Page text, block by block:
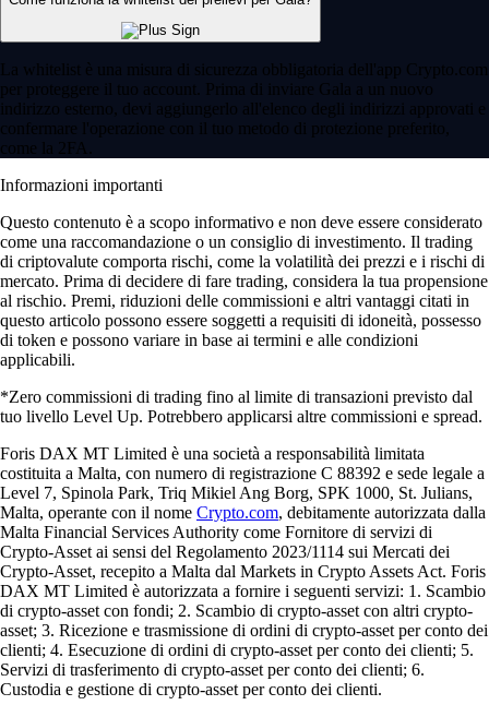
La whitelist è una misura di sicurezza obbligatoria dell'app Crypto.com
per proteggere il tuo account. Prima di inviare Gala a un nuovo
indirizzo esterno, devi aggiungerlo all'elenco degli indirizzi approvati e
confermare l'operazione con il tuo metodo di protezione preferito,
come la 2FA.
Informazioni importanti
Questo contenuto è a scopo informativo e non deve essere considerato
come una raccomandazione o un consiglio di investimento. Il trading
di criptovalute comporta rischi, come la volatilità dei prezzi e i rischi di
mercato. Prima di decidere di fare trading, considera la tua propensione
al rischio. Premi, riduzioni delle commissioni e altri vantaggi citati in
questo articolo possono essere soggetti a requisiti di idoneità, possesso
di token e possono variare in base ai termini e alle condizioni
applicabili.
*Zero commissioni di trading fino al limite di transazioni previsto dal
tuo livello Level Up. Potrebbero applicarsi altre commissioni e spread.
Foris DAX MT Limited è una società a responsabilità limitata
costituita a Malta, con numero di registrazione C 88392 e sede legale a
Level 7, Spinola Park, Triq Mikiel Ang Borg, SPK 1000, St. Julians,
Malta, operante con il nome Crypto.com, debitamente autorizzata dalla
Malta Financial Services Authority come Fornitore di servizi di
Crypto-Asset ai sensi del Regolamento 2023/1114 sui Mercati dei
Crypto-Asset, recepito a Malta dal Markets in Crypto Assets Act. Foris
DAX MT Limited è autorizzata a fornire i seguenti servizi: 1. Scambio
di crypto-asset con fondi; 2. Scambio di crypto-asset con altri crypto-
asset; 3. Ricezione e trasmissione di ordini di crypto-asset per conto dei
clienti; 4. Esecuzione di ordini di crypto-asset per conto dei clienti; 5.
Servizi di trasferimento di crypto-asset per conto dei clienti; 6.
Custodia e gestione di crypto-asset per conto dei clienti.